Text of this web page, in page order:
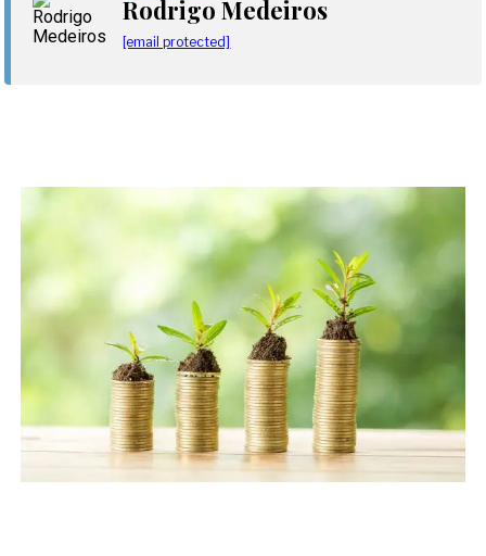
Rodrigo Medeiros
[email protected]